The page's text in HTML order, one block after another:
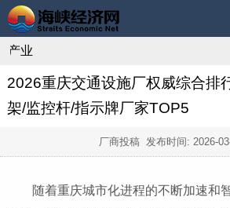
产业
2026重庆交通设施厂权威综合排
架/监控杆/指示牌厂家TOP5
厂商投稿 发布时间: 2026-
随着重庆城市化进程的不断加速和